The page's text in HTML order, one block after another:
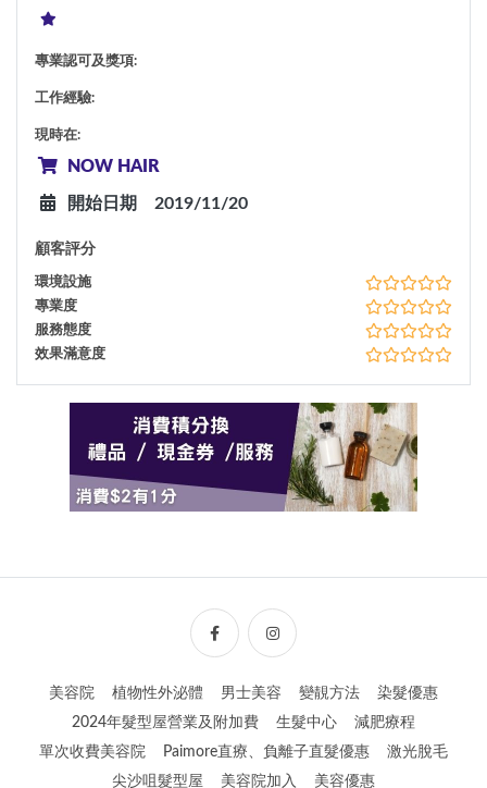
專業認可及獎項:
工作經驗:
現時在:
NOW HAIR
開始日期 2019/11/20
顧客評分
環境設施
專業度
服務態度
效果滿意度
美容院 植物性外泌體 男士美容 變靚方法
染髮優惠
2024年髮型屋營業及附加費
生髮中心
減肥療程
單次收費美容院
Paimore直療、負離子直髮優惠
激光脫毛
尖沙咀髮型屋
美容院加入 美容優惠